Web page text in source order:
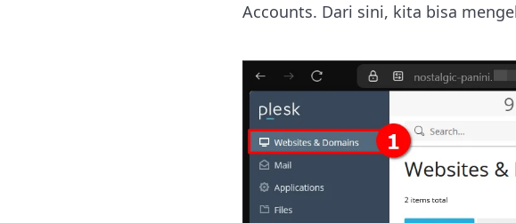
Accounts. Dari sini, kita bisa